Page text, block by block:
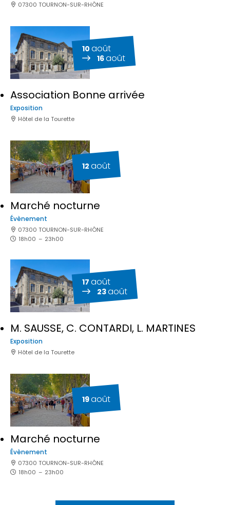
07300 TOURNON-SUR-RHÔNE
Association Bonne arrivée
Exposition
Hôtel de la Tourette
10 août
16août
Marché nocturne
Évènement
07300 TOURNON-SUR-RHÔNE
18h00 – 23h00
12 août
M. SAUSSE, C. CONTARDI, L. MARTINES
Exposition
Hôtel de la Tourette
17 août
23août
Marché nocturne
Évènement
07300 TOURNON-SUR-RHÔNE
18h00 – 23h00
19août